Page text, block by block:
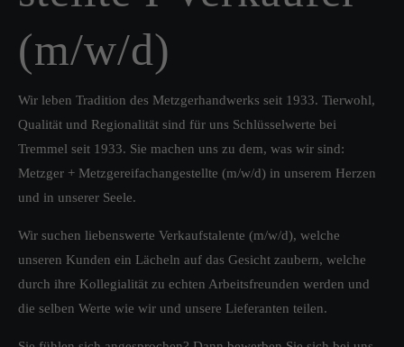
(m/w/d)
Wir leben Tradition des Metzgerhandwerks seit 1933. Tierwohl,
Qualität und Regionalität sind für uns Schlüsselwerte bei
Tremmel seit 1933. Sie machen uns zu dem, was wir sind:
Metzger + Metzgereifachangestellte (m/w/d) in unserem Herzen
und in unserer Seele.
Wir suchen liebenswerte Verkaufstalente (m/w/d), welche
unseren Kunden ein Lächeln auf das Gesicht zaubern, welche
durch ihre Kollegialität zu echten Arbeitsfreunden werden und
die selben Werte wie wir und unsere Lieferanten teilen.